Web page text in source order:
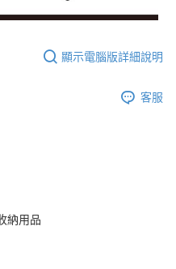
顯示電腦版詳細說明
客服
納用品